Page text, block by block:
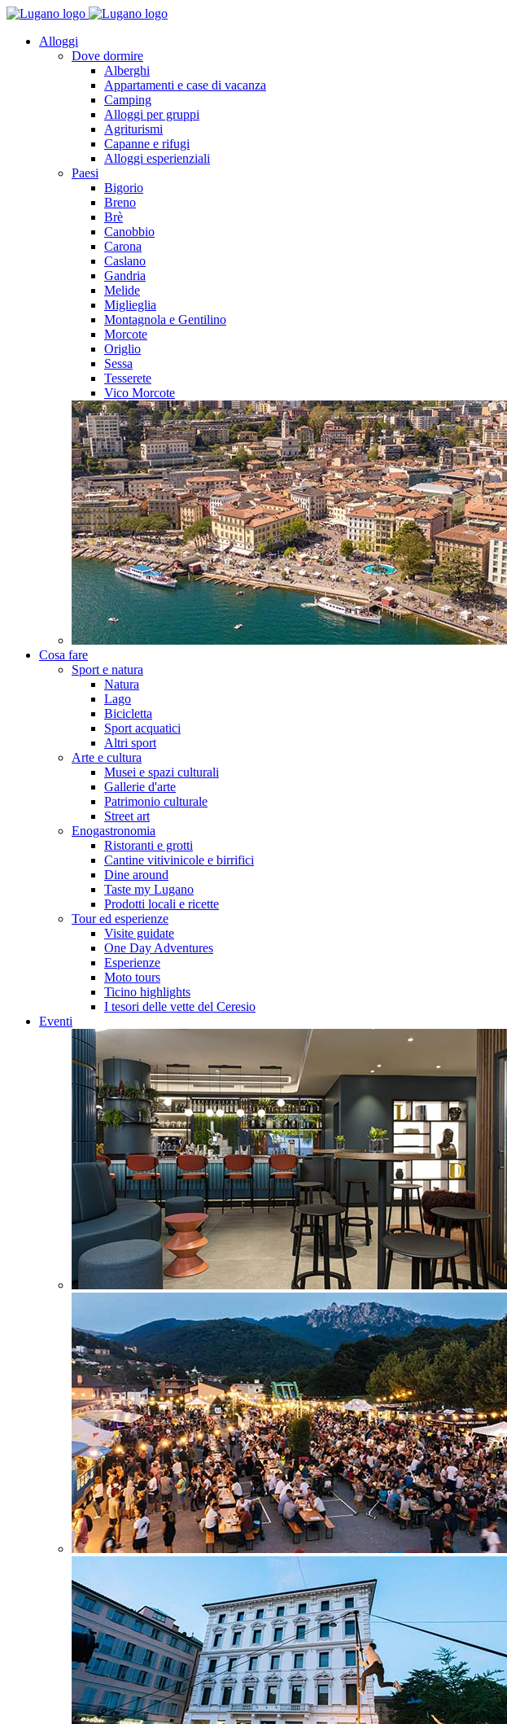
Alloggi
Dove dormire
Alberghi
Appartamenti e case di vacanza
Camping
Alloggi per gruppi
Agriturismi
Capanne e rifugi
Alloggi esperienziali
Paesi
Bigorio
Breno
Brè
Canobbio
Carona
Caslano
Gandria
Melide
Miglieglia
Montagnola e Gentilino
Morcote
Origlio
Sessa
Tesserete
Vico Morcote
Cosa fare
Sport e natura
Natura
Lago
Bicicletta
Sport acquatici
Altri sport
Arte e cultura
Musei e spazi culturali
Gallerie d'arte
Patrimonio culturale
Street art
Enogastronomia
Ristoranti e grotti
Cantine vitivinicole e birrifici
Dine around
Taste my Lugano
Prodotti locali e ricette
Tour ed esperienze
Visite guidate
One Day Adventures
Esperienze
Moto tours
Ticino highlights
I tesori delle vette del Ceresio
Eventi